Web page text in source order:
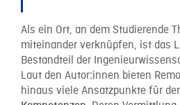
Als ein Ort, an dem Studierende
miteinander verknüpfen, ist das
Bestandteil der
Laut den Autor:innen bieten
hinaus viele Ansatzpunkte für